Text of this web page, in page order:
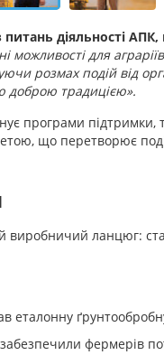
діяльності
для
розмах подій від
доброю традицією».
програми підтримки,
що перетворює
виробничий ланцюг:
еталонну
забезпечили фермерів